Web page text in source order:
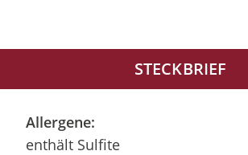
STECKBRIEF
Allergene:
enthält Sulfite